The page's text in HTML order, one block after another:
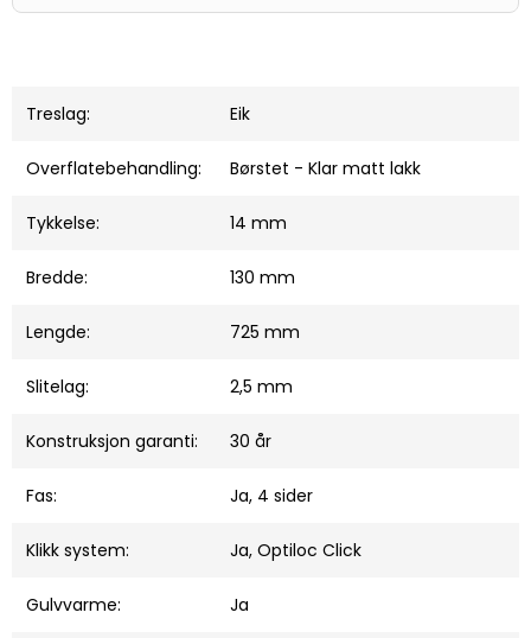
Treslag: Eik
Overflatebehandling: Børstet - Klar matt lakk
Tykkelse: 14 mm
Bredde: 130 mm
Lengde: 725 mm
Slitelag: 2,5 mm
Konstruksjon garanti: 30 år
Fas: Ja, 4 sider
Klikk system: Ja, Optiloc Click
Gulvvarme: Ja